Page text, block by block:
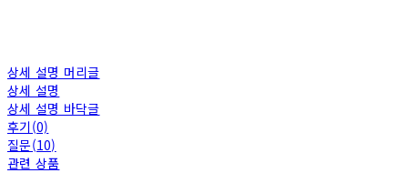
상세 설명 머리글
상세 설명
상세 설명 바닥글
후기(0)
질문(10)
관련 상품